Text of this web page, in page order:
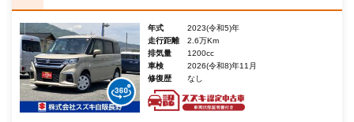
年式
2023(令和5)年
走行距離
2.6万Km
排気量
1200cc
車検
2026(令和8)年11月
修復歴
なし